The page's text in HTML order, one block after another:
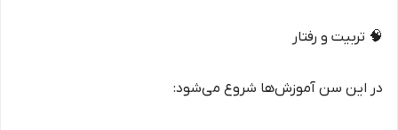
🧠 تربیت و رفتار
در این سن آموزش‌ها شروع می‌شود: